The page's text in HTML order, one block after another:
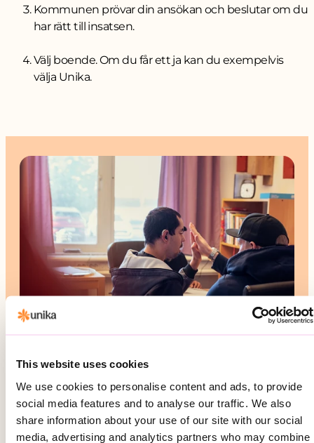
This website uses cookies
We use cookies to personalise content and ads, to provide
social media features and to analyse our traffic. We also
share information about your use of our site with our social
media, advertising and analytics partners who may combine
Kommunen prövar din ansökan och beslutar om du
har rätt till insatsen.
Välj boende. Om du får ett ja kan du exempelvis
välja Unika.
Kontakta oss gärna
Hos Unika tror vi på varje människas rätt att
leva sitt liv på sina villkor – med stöd som